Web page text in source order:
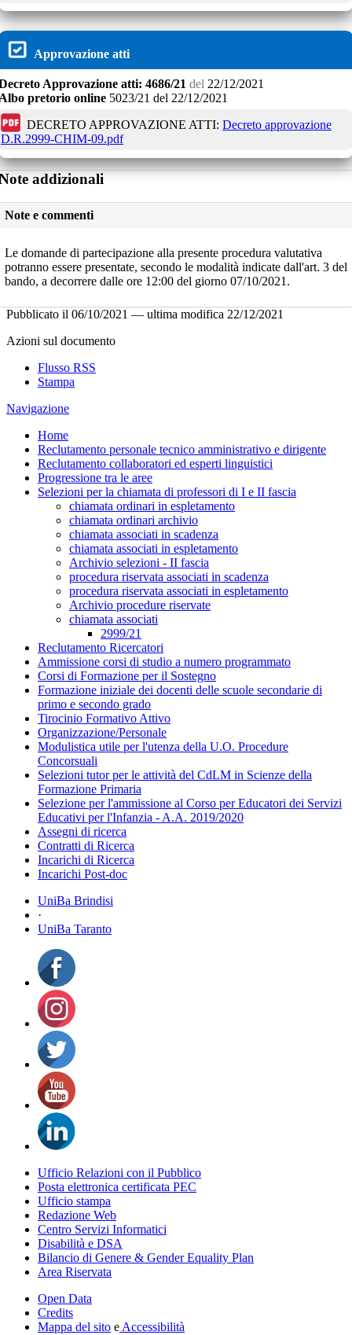
Approvazione atti
Approvazione atti: 4686/21 del 22/12/2021
pretorio online 5023/21 del 22/12/2021
DECRETO APPROVAZIONE ATTI: Decreto approvazione
D.R.2999-CHIM-09.pdf
addizionali
Note e commenti
Le domande di partecipazione alla presente procedura valutativa
potranno essere presentate, secondo le modalità indicate dall'art. 3 del
bando, a decorrere dalle ore 12:00 del giorno 07/10/2021.
Pubblicato il 06/10/2021 — ultima modifica 22/12/2021
Azioni sul documento
Flusso RSS
Stampa
Navigazione
Home
Reclutamento personale tecnico amministrativo e dirigente
Reclutamento collaboratori ed esperti linguistici
Progressione tra le aree
Selezioni per la chiamata di professori di I e II fascia
chiamata ordinari in espletamento
chiamata ordinari archivio
chiamata associati in scadenza
chiamata associati in espletamento
Archivio selezioni - II fascia
procedura riservata associati in scadenza
procedura riservata associati in espletamento
Archivio procedure riservate
chiamata associati
2999/21
Reclutamento Ricercatori
Ammissione corsi di studio a numero programmato
Corsi di Formazione per il Sostegno
Formazione iniziale dei docenti delle scuole secondarie di
primo e secondo grado
Tirocinio Formativo Attivo
Organizzazione/Personale
Modulistica utile per l'utenza della U.O. Procedure
Concorsuali
Selezioni tutor per le attività del CdLM in Scienze della
Formazione Primaria
Selezione per l'ammissione al Corso per Educatori dei Servizi
Educativi per l'Infanzia - A.A. 2019/2020
Assegni di ricerca
Contratti di Ricerca
Incarichi di Ricerca
Incarichi Post-doc
UniBa Brindisi
·
UniBa Taranto
Ufficio Relazioni con il Pubblico
Posta elettronica certificata PEC
Ufficio stampa
Redazione Web
Centro Servizi Informatici
Disabilità e DSA
Bilancio di Genere & Gender Equality Plan
Area Riservata
Open Data
Credits
Mappa del sito eAccessibilità